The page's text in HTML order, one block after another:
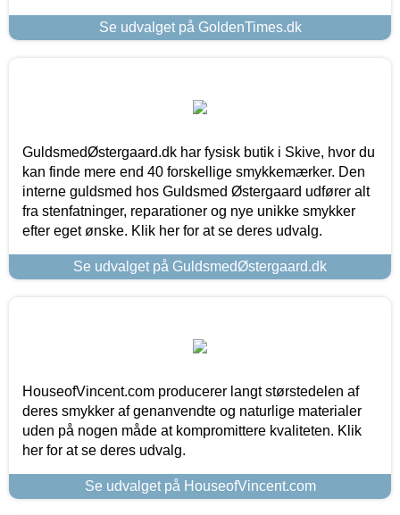
Se udvalget på GoldenTimes.dk
GuldsmedØstergaard.dk har fysisk butik i Skive, hvor du
kan finde mere end 40 forskellige smykkemærker. Den
interne guldsmed hos Guldsmed Østergaard udfører alt
fra stenfatninger, reparationer og nye unikke smykker
efter eget ønske. Klik her for at se deres udvalg.
Se udvalget på GuldsmedØstergaard.dk
HouseofVincent.com producerer langt størstedelen af
deres smykker af genanvendte og naturlige materialer
uden på nogen måde at kompromittere kvaliteten. Klik
her for at se deres udvalg.
Se udvalget på HouseofVincent.com